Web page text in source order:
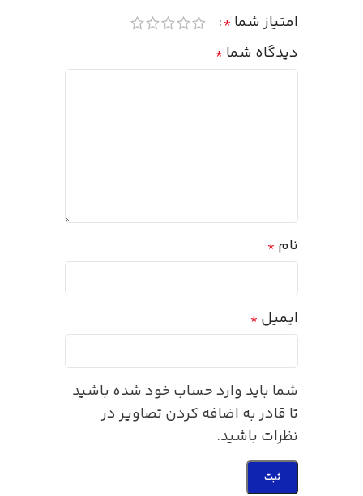
امتیاز شما *
دیدگاه شما *
نام *
ایمیل *
شما باید وارد حساب خود شده باشید
تا قادر به اضافه کردن تصاویر در
نظرات باشید.